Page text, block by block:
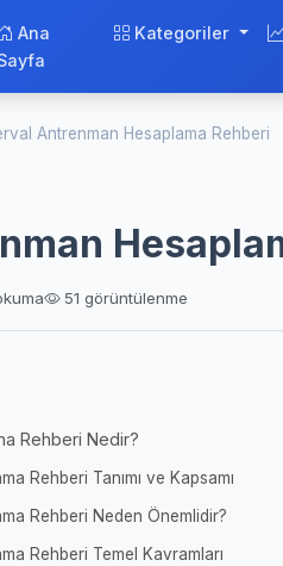
Ana
Kategoriler
Antrenman Hesaplama Rehberi
51 görüntülenme
Rehberi Nedir?
Rehberi Tanımı ve Kapsamı
Rehberi Neden Önemlidir?
Rehberi Temel Kavramları